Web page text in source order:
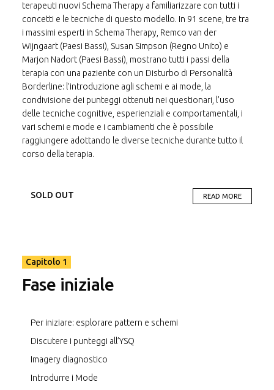
terapeuti nuovi Schema Therapy a familiarizzare con tutti i
concetti e le tecniche di questo modello. In 91 scene, tre tra
i massimi esperti in Schema Therapy, Remco van der
Wijngaart (Paesi Bassi), Susan Simpson (Regno Unito) e
Marjon Nadort (Paesi Bassi), mostrano tutti i passi della
terapia con una paziente con un Disturbo di Personalità
Borderline: l’introduzione agli schemi e ai mode, la
condivisione dei punteggi ottenuti nei questionari, l’uso
delle tecniche cognitive, esperienziali e comportamentali, i
vari schemi e mode e i cambiamenti che è possibile
raggiungere adottando le diverse tecniche durante tutto il
corso della terapia.
nella fase finale della terapia e gli esercizi volti a potenziare il
mode dell’Adulto Sano. Inoltre, tramite diversi esercizi lo
un corso di Schema Therapy o come materiale
supervisione.
Scarica il libretto
READ MORE
SOLD OUT
Capitolo 1
Fase iniziale
Per iniziare: esplorare pattern e schemi
Discutere i punteggi all’YSQ
Imagery diagnostico
Introdurre i Mode